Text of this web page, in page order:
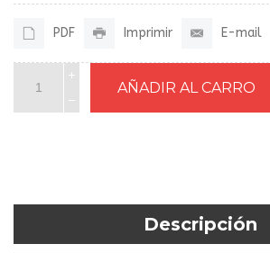
PDF Imprimir E-mail
Descripción